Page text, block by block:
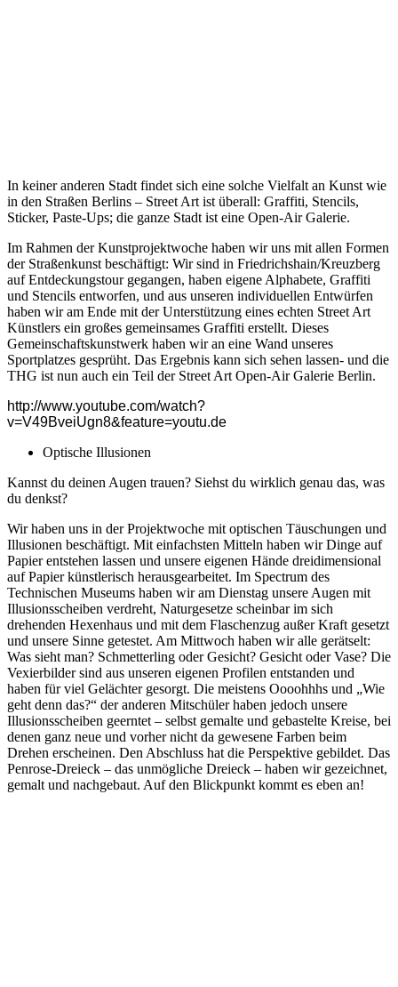
In keiner anderen Stadt findet sich eine solche Vielfalt an Kunst wie
in den Straßen Berlins – Street Art ist überall: Graffiti, Stencils,
Sticker, Paste-Ups; die ganze Stadt ist eine Open-Air Galerie.
Im Rahmen der Kunstprojektwoche haben wir uns mit allen Formen
der Straßenkunst beschäftigt: Wir sind in Friedrichshain/Kreuzberg
auf Entdeckungstour gegangen, haben eigene Alphabete, Graffiti
und Stencils entworfen, und aus unseren individuellen Entwürfen
haben wir am Ende mit der Unterstützung eines echten Street Art
Künstlers ein großes gemeinsames Graffiti erstellt. Dieses
Gemeinschaftskunstwerk haben wir an eine Wand unseres
Sportplatzes gesprüht. Das Ergebnis kann sich sehen lassen- und die
THG ist nun auch ein Teil der Street Art Open-Air Galerie Berlin.
http://www.youtube.com/watch?
v=V49BveiUgn8&feature=youtu.de
Optische Illusionen
Kannst du deinen Augen trauen? Siehst du wirklich genau das, was
du denkst?
Wir haben uns in der Projektwoche mit optischen Täuschungen und
Illusionen beschäftigt. Mit einfachsten Mitteln haben wir Dinge auf
Papier entstehen lassen und unsere eigenen Hände dreidimensional
auf Papier künstlerisch herausgearbeitet. Im Spectrum des
Technischen Museums haben wir am Dienstag unsere Augen mit
Illusionsscheiben verdreht, Naturgesetze scheinbar im sich
drehenden Hexenhaus und mit dem Flaschenzug außer Kraft gesetzt
und unsere Sinne getestet. Am Mittwoch haben wir alle gerätselt:
Was sieht man? Schmetterling oder Gesicht? Gesicht oder Vase? Die
Vexierbilder sind aus unseren eigenen Profilen entstanden und
haben für viel Gelächter gesorgt. Die meistens Oooohhhs und „Wie
geht denn das?“ der anderen Mitschüler haben jedoch unsere
Illusionsscheiben geerntet – selbst gemalte und gebastelte Kreise, bei
denen ganz neue und vorher nicht da gewesene Farben beim
Drehen erscheinen. Den Abschluss hat die Perspektive gebildet. Das
Penrose-Dreieck – das unmögliche Dreieck – haben wir gezeichnet,
gemalt und nachgebaut. Auf den Blickpunkt kommt es eben an!